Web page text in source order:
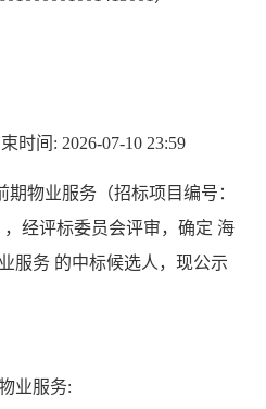
时间: 2026-07-10 23:59
物业服务（招标项目编号：
，经评标委员会评审，确定 海
服务 的中标候选人，现公示
业服务: